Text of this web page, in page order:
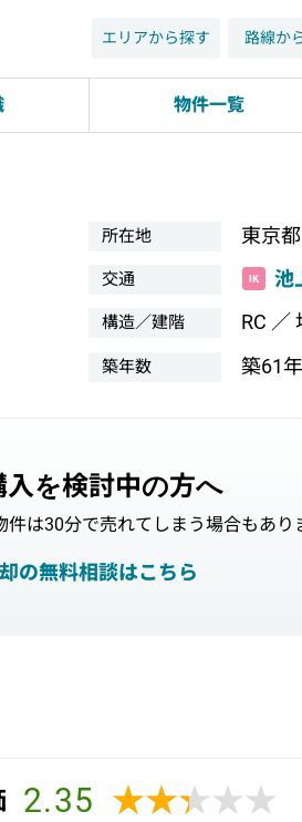
エリアから探す 路線か
物件一覧
所在地 東京都
交通 池
構造／建階 RC ／
築年数 築61
入を検討中の方へ
は30分で売れてしまう場合もあり
の無料相談はこちら
2.35 ★★★★★
★★★★★